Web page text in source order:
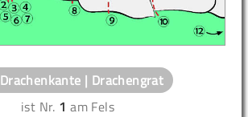
Drachenkante | Drachengrat
ist Nr. 1 am Fels